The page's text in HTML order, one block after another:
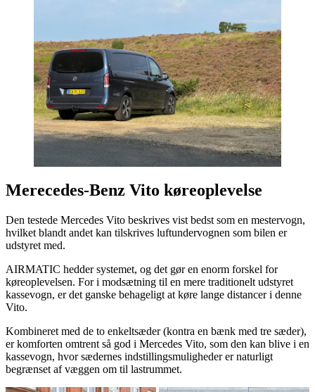
Merecedes-Benz Vito køreoplevelse
Den testede Mercedes Vito beskrives vist bedst som en mestervogn,
hvilket blandt andet kan tilskrives luftundervognen som bilen er
udstyret med.
AIRMATIC hedder systemet, og det gør en enorm forskel for
køreoplevelsen. For i modsætning til en mere traditionelt udstyret
kassevogn, er det ganske behageligt at køre lange distancer i denne
Vito.
Kombineret med de to enkeltsæder (kontra en bænk med tre sæder),
er komforten omtrent så god i Mercedes Vito, som den kan blive i en
kassevogn, hvor sædernes indstillingsmuligheder er naturligt
begrænset af væggen om til lastrummet.